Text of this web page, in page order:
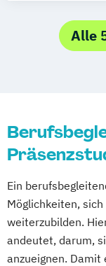
Managing
Marketing
Primary
Public
Klinische
Alle
Ein
Möglichkeiten,
weiterzubilden.
andeutet, darum,
anzueignen.